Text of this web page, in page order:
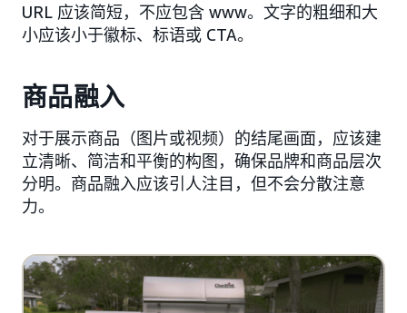
URL 应该简短，不应包含 www。文字的粗细和大
小应该小于徽标、标语或 CTA。
商品融入
对于展示商品（图片或视频）的结尾画面，应该建
立清晰、简洁和平衡的构图，确保品牌和商品层次
分明。商品融入应该引人注目，但不会分散注意
力。